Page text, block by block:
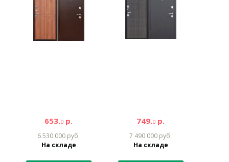
653.0 р.
6 530 000 руб.
На складе
749.0 р.
7 490 000 руб.
На складе